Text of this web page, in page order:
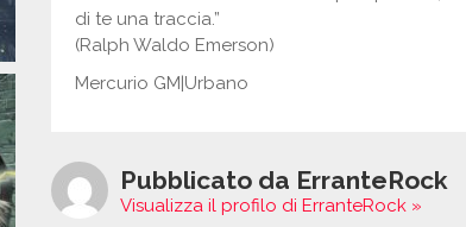
di te una traccia.”
(Ralph Waldo Emerson)
Mercurio GM|Urbano
Pubblicato da ErranteRock
Visualizza il profilo di ErranteRock »